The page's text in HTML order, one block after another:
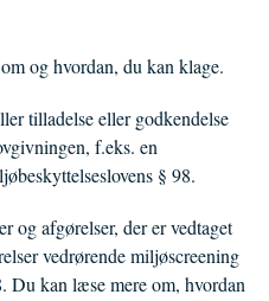
og hvordan, du kan klage.
tilladelse eller godkendelse
f.eks. en
§ 98.
og afgørelser, der er vedtaget
vedrørende miljøscreening
Du kan læse mere om, hvordan